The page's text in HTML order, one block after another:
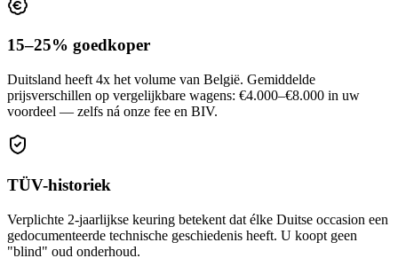
15–25% goedkoper
Duitsland heeft 4x het volume van België. Gemiddelde
prijsverschillen op vergelijkbare wagens: €4.000–€8.000 in uw
voordeel — zelfs ná onze fee en BIV.
TÜV-historiek
Verplichte 2-jaarlijkse keuring betekent dat élke Duitse occasion een
gedocumenteerde technische geschiedenis heeft. U koopt geen
"blind" oud onderhoud.